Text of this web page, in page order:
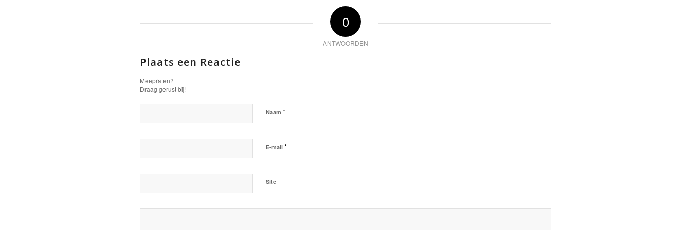
0
ANTWOORDEN
Plaats een Reactie
Meepraten?
Draag gerust bij!
Naam *
E-mail *
Site